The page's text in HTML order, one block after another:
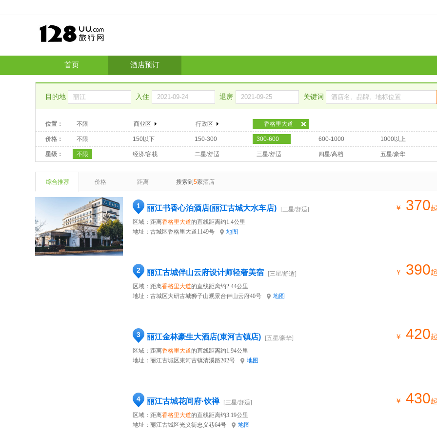
首页 酒店预订
目的地 入住 退房 关键词
位置： 不限 商业区 行政区 香格里大道
价格： 不限 150以下 150-300 300-600 600-1000 1000以上
星级： 不限 经济/客栈 二星/舒适 三星/舒适 四星/高档 五星/豪华
综合推荐 价格 距离 搜索到 5家酒店
1 丽江书香心泊酒店(丽江古城大水车店)
[三星/舒适]
区域：距离香格里大道的直线距离约1.4公里
地址： 古城区香格里大道1149号 地图
￥ 370起
2 丽江古城伴山云府设计师轻奢美宿
[三星/舒适]
区域：距离香格里大道的直线距离约2.44公里
地址： 古城区大研古城狮子山观景台伴山云府40号 地图
￥ 390起
3 丽江金林豪生大酒店(束河古镇店)
[五星/豪华]
区域：距离香格里大道的直线距离约1.94公里
地址： 丽江古城区束河古镇清溪路202号 地图
￥ 420起
4 丽江古城花间府·饮禅
[三星/舒适]
区域：距离香格里大道的直线距离约3.19公里
地址： 丽江古城区光义街忠义巷64号 地图
￥ 430起